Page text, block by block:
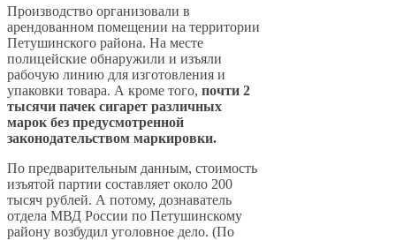
Производство организовали в
арендованном помещении на территории
Петушинского района. На месте
полицейские обнаружили и изъяли
рабочую линию для изготовления и
упаковки товара. А кроме того, почти 2
тысячи пачек сигарет различных
марок без предусмотренной
законодательством маркировки.
По предварительным данным, стоимость
изъятой партии составляет около 200
тысяч рублей. А потому, дознаватель
отдела МВД России по Петушинскому
району возбудил уголовное дело. (По